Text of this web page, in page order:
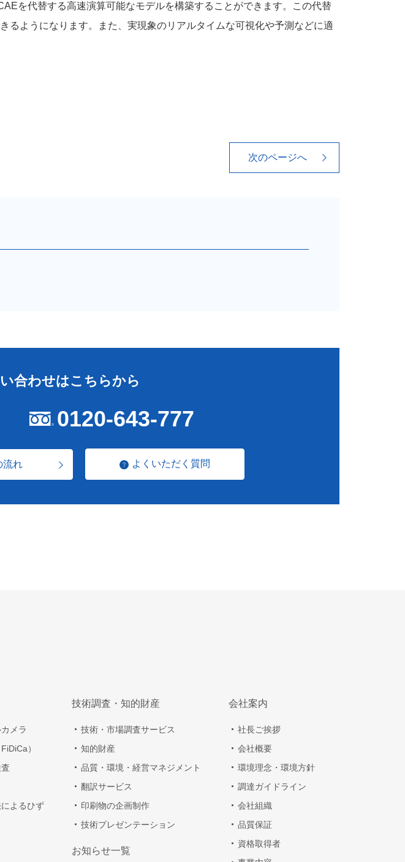
を代替する高速演算可能なモデルを構築することができます。この代替
るようになります。また、実現象のリアルタイムな可視化や予測などに適
次のページへ
合わせはこちらから
0120-643-777
流れ よくいただく質問
メラ
）
よるひず
技術調査・知的財産
技術・市場調査サービス
知的財産
品質・環境・経営マネジメント
翻訳サービス
印刷物の企画制作
技術プレゼンテーション
お知らせ一覧
会社案内
社長ご挨拶
会社概要
環境理念・環境方針
調達ガイドライン
会社組織
品質保証
資格取得者